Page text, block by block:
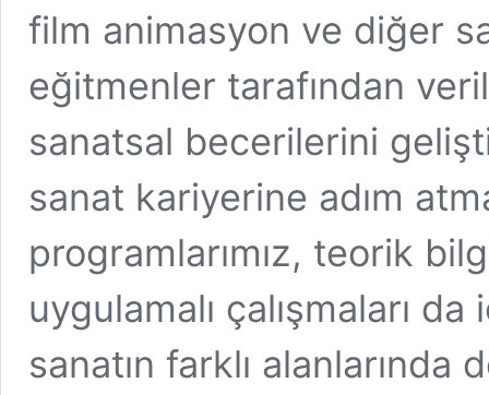
film animasyon ve diğer
eğitmenler tarafından
sanatsal becerilerini
sanat kariyerine adım
programlarımız, teorik
uygulamalı çalışmaları
sanatın farklı alanlarında